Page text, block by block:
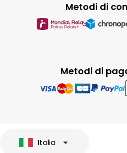
Metodi di
Metodi di
Italia